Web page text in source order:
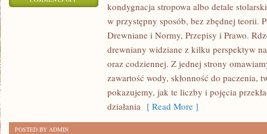
BUDOWNICTWIE
kondygnacja stropowa albo detale
w przystępny sposób, bez zbędnej teorii.
Drewniane i Normy, Przepisy i Prawo.
drewniany widziane z kilku perspektyw
oraz codziennej. Z jednej strony
zawartość wody, skłonność do paczenia,
pokazujemy, jak te liczby i pojęcia
działania [ Read More ]
POSTED BY ADMIN